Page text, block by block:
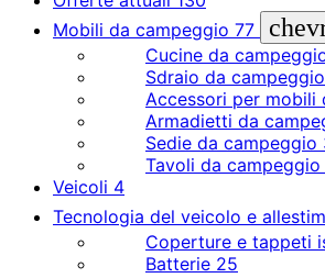
Mobili da campeggio 77
Cucine da
Sdraio da campeggio
Accessori per mobili
Armadietti da
Sedie da campeggio
Tavoli da campeggio
Veicoli 4
Tecnologia del veicolo e
Coperture e tappeti
Batterie 25